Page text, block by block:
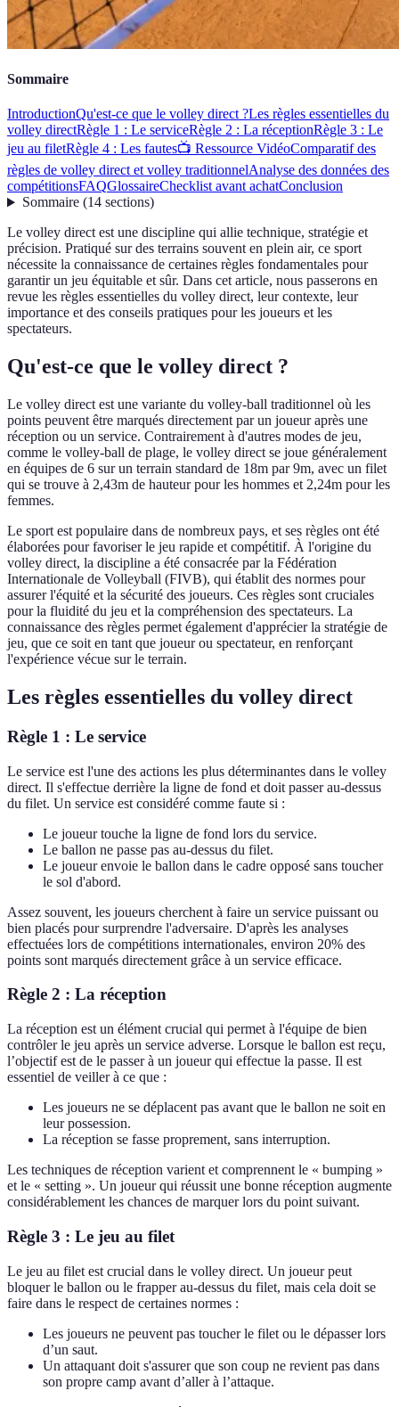
Sommaire
IntroductionQu'est-ce que le volley direct ?Les règles essentielles du
volley directRègle 1 : Le serviceRègle 2 : La réceptionRègle 3 : Le
jeu au filetRègle 4 : Les fautes📺 Ressource VidéoComparatif des
règles de volley direct et volley traditionnelAnalyse des données des
compétitionsFAQGlossaireChecklist avant achatConclusion
Sommaire(14 sections)
Le volley direct est une discipline qui allie technique, stratégie et
précision. Pratiqué sur des terrains souvent en plein air, ce sport
nécessite la connaissance de certaines règles fondamentales pour
garantir un jeu équitable et sûr. Dans cet article, nous passerons en
revue les règles essentielles du volley direct, leur contexte, leur
importance et des conseils pratiques pour les joueurs et les
spectateurs.
Qu'est-ce que le volley direct ?
Le volley direct est une variante du volley-ball traditionnel où les
points peuvent être marqués directement par un joueur après une
réception ou un service. Contrairement à d'autres modes de jeu,
comme le volley-ball de plage, le volley direct se joue généralement
en équipes de 6 sur un terrain standard de 18m par 9m, avec un filet
qui se trouve à 2,43m de hauteur pour les hommes et 2,24m pour les
femmes.
Le sport est populaire dans de nombreux pays, et ses règles ont été
élaborées pour favoriser le jeu rapide et compétitif. À l'origine du
volley direct, la discipline a été consacrée par la Fédération
Internationale de Volleyball (FIVB), qui établit des normes pour
assurer l'équité et la sécurité des joueurs. Ces règles sont cruciales
pour la fluidité du jeu et la compréhension des spectateurs. La
connaissance des règles permet également d'apprécier la stratégie de
jeu, que ce soit en tant que joueur ou spectateur, en renforçant
l'expérience vécue sur le terrain.
Les règles essentielles du volley direct
Règle 1 : Le service
Le service est l'une des actions les plus déterminantes dans le volley
direct. Il s'effectue derrière la ligne de fond et doit passer au-dessus
du filet. Un service est considéré comme faute si :
Le joueur touche la ligne de fond lors du service.
Le ballon ne passe pas au-dessus du filet.
Le joueur envoie le ballon dans le cadre opposé sans toucher
le sol d'abord.
Assez souvent, les joueurs cherchent à faire un service puissant ou
bien placés pour surprendre l'adversaire. D'après les analyses
effectuées lors de compétitions internationales, environ 20% des
points sont marqués directement grâce à un service efficace.
Règle 2 : La réception
La réception est un élément crucial qui permet à l'équipe de bien
contrôler le jeu après un service adverse. Lorsque le ballon est reçu,
l’objectif est de le passer à un joueur qui effectue la passe. Il est
essentiel de veiller à ce que :
Les joueurs ne se déplacent pas avant que le ballon ne soit en
leur possession.
La réception se fasse proprement, sans interruption.
Les techniques de réception varient et comprennent le « bumping »
et le « setting ». Un joueur qui réussit une bonne réception augmente
considérablement les chances de marquer lors du point suivant.
Règle 3 : Le jeu au filet
Le jeu au filet est crucial dans le volley direct. Un joueur peut
bloquer le ballon ou le frapper au-dessus du filet, mais cela doit se
faire dans le respect de certaines normes :
Les joueurs ne peuvent pas toucher le filet ou le dépasser lors
d’un saut.
Un attaquant doit s'assurer que son coup ne revient pas dans
son propre camp avant d’aller à l’attaque.